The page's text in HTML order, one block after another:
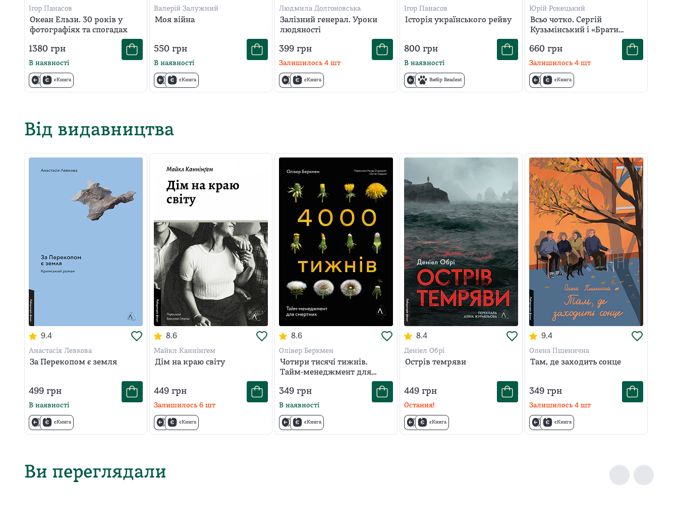
Ігор Панасов
Океан Ельзи. 30 років у
фотографіях та спогадах
1380 грн
В наявності
єКнига
Валерій Залужний
Моя війна
550 грн
В наявності
єКнига
Людмила Долгоновська
Залізний генерал. Уроки
людяності
399 грн
Залишилось 4 шт
єКнига
Ігор Панасов
Історія українського рейву
800 грн
В наявності
Вибір Readeat
Юрій Рокецький
Всьо чотко. Сергій
Кузьмінський і «Брати
660 грн
Залишилось 4 шт
єКнига
Від видавництва
9.4
Анастасія Левкова
За Перекопом є земля
499 грн
В наявності
єКнига
8.6
Майкл Каннінґем
Дім на краю світу
449 грн
Залишилось 6 шт
єКнига
8.6
Олівер Беркмен
Чотири тисячі тижнів.
Тайм-менеджмент для
349 грн
В наявності
єКнига
8.4
Деніел Обрі
Острів темряви
449 грн
Остання!
єКнига
9.4
Олена Пшенична
Там, де заходить сонце
349 грн
Залишилось 4 шт
єКнига
Ви переглядали